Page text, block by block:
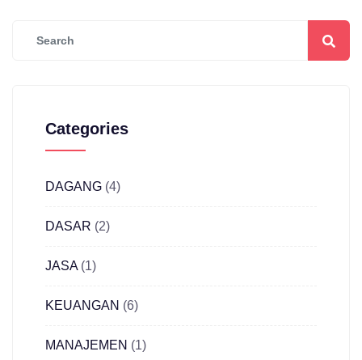
Categories
DAGANG (4)
DASAR (2)
JASA(1)
KEUANGAN (6)
MANAJEMEN (1)